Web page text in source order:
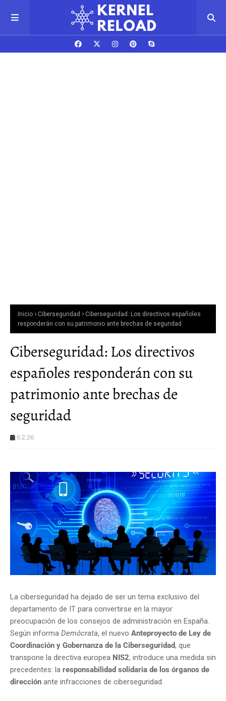
Inicio Ciberseguridad
Ciberseguridad: Los directivos españoles
responderán con su patrimonio ante brechas de seguridad
Ciberseguridad: Los directivos
españoles responderán con su
patrimonio ante brechas de
seguridad
6.2.26
La ciberseguridad ha dejado de ser un tema exclusivo del
departamento de IT para convertirse en la mayor
preocupación de los consejos de administración en España.
Según informa Demócrata, el nuevo Anteproyecto de Ley de
Coordinación y Gobernanza de la Ciberseguridad, que
transpone la directiva europea NIS2, introduce una medida sin
precedentes: la responsabilidad solidaria de los órganos de
dirección ante infracciones de ciberseguridad.